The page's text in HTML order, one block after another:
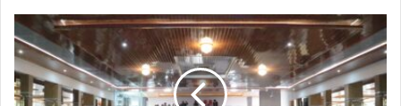
Mahasiswa
Ilmu
Komunikasi
Unsika
Gelar